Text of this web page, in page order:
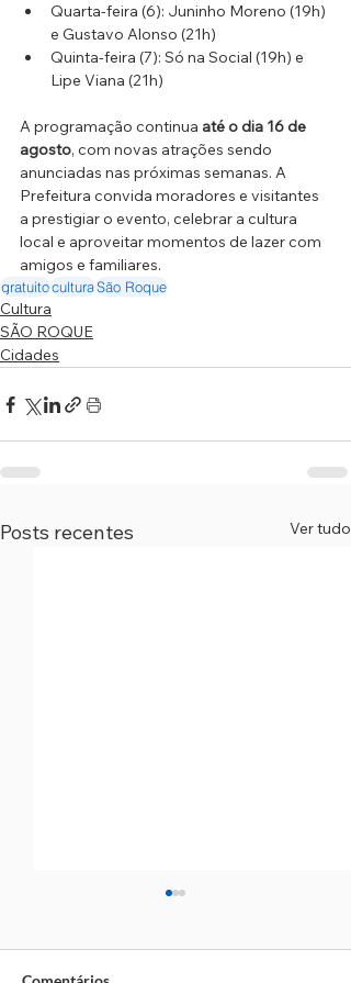
Quarta-feira (6): Juninho Moreno (19h)
e Gustavo Alonso (21h)
Quinta-feira (7): Só na Social (19h) e
Lipe Viana (21h)
A programação continua até o dia 16 de
agosto, com novas atrações sendo
anunciadas nas próximas semanas. A
Prefeitura convida moradores e visitantes
a prestigiar o evento, celebrar a cultura
local e aproveitar momentos de lazer com
amigos e familiares.
gratuitoculturaSão Roque
Cultura
SÃO ROQUE
Cidades
Posts recentes Ver tudo